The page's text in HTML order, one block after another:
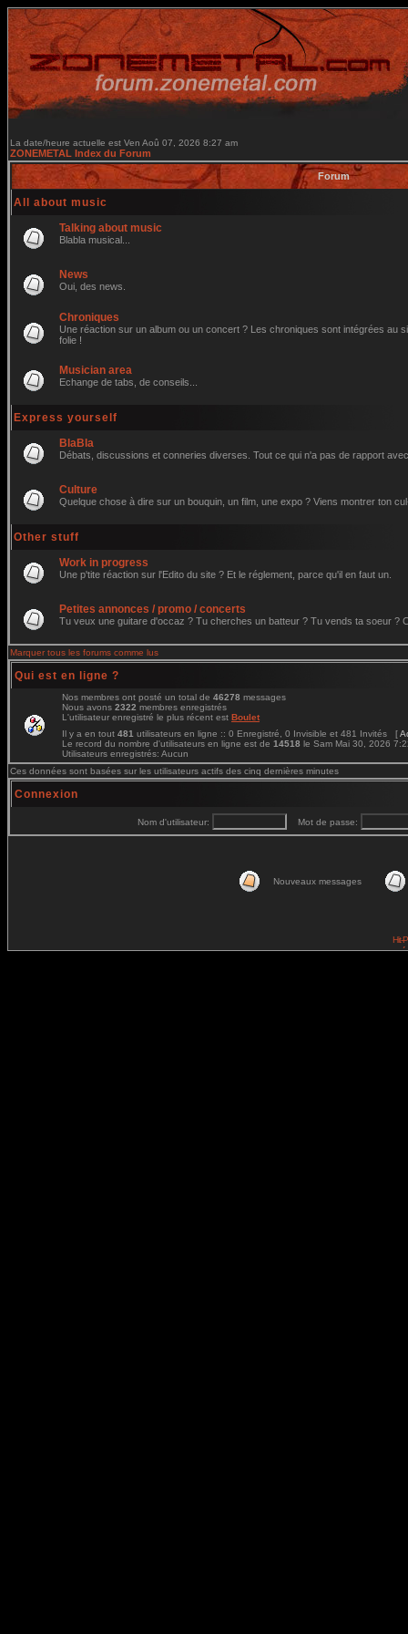
La date/heure actuelle est Ven Aoû 07, 2026 8:27 am
ZONEMETAL Index du Forum
Forum
All about music
Talking about music
Blabla musical...
News
Oui, des news.
Chroniques
Une réaction sur un album ou un concert ? Les chroniques sont intégrées au
folie !
Musician area
Echange de tabs, de conseils...
Express yourself
BlaBla
Débats, discussions et conneries diverses. Tout ce qui n'a pas de rapport
Culture
Quelque chose à dire sur un bouquin, un film, une expo ? Viens montrer ton
Other stuff
Work in progress
Une p'tite réaction sur l'Edito du site ? Et le réglement, parce qu'il en faut un.
Petites annonces / promo / concerts
Tu veux une guitare d'occaz ? Tu cherches un batteur ? Tu vends ta soeur ?
Marquer tous les forums comme lus
Qui est en ligne ?
Nos membres ont posté un total de 46278 messages
Nous avons 2322 membres enregistrés
L'utilisateur enregistré le plus récent est Boulet
Il y a en tout 481 utilisateurs en ligne :: 0 Enregistré, 0 Invisible et 481 Invités [
Le record du nombre d'utilisateurs en ligne est de 14518 le Sam Mai 30, 2026
Utilisateurs enregistrés: Aucun
Ces données sont basées sur les utilisateurs actifs des cinq dernières minutes
Connexion
Nom d'utilisateur: Mot de passe:
Nouveaux messages